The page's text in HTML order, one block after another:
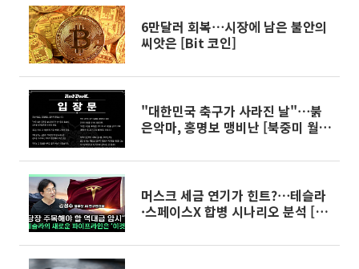
6만달러 회복⋯시장에 남은 불안의
씨앗은 [Bit 코인]
"대한민국 축구가 사라진 날"⋯붉
은악마, 홍명보 맹비난 [북중미 월드
머스크 세금 연기가 힌트?⋯테슬라
·스페이스X 합병 시나리오 분석 [찐